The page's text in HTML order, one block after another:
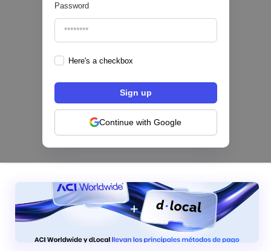
Password
Here's a checkbox
Continue with Google
Los bancos se están dividiendo en dos
categorías frente a la IA | Mambu
August6